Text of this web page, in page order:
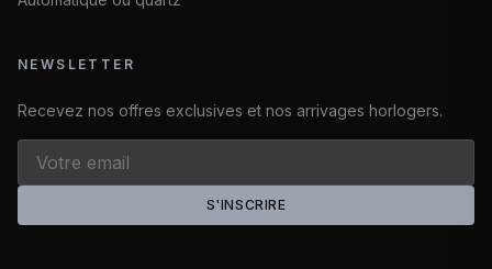
NEWSLETTER
Recevez nos offres exclusives et nos arrivages horlogers.
S'INSCRIRE